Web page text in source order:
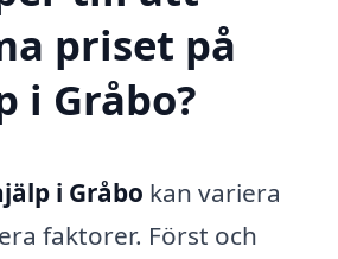
priset på
i Gråbo?
i Gråbo kan variera
faktorer. Först och